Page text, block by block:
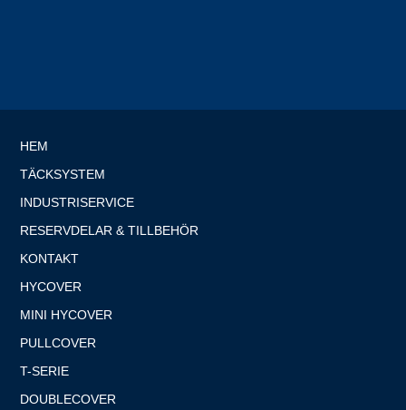
HEM
TÄCKSYSTEM
INDUSTRISERVICE
RESERVDELAR & TILLBEHÖR
KONTAKT
HYCOVER
MINI HYCOVER
PULLCOVER
T-SERIE
DOUBLECOVER